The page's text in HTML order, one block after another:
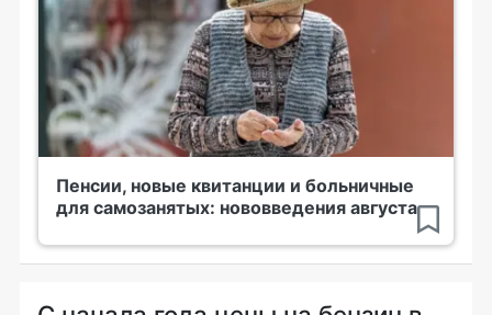
Пенсии, новые квитанции и больничные
для самозанятых: нововведения августа